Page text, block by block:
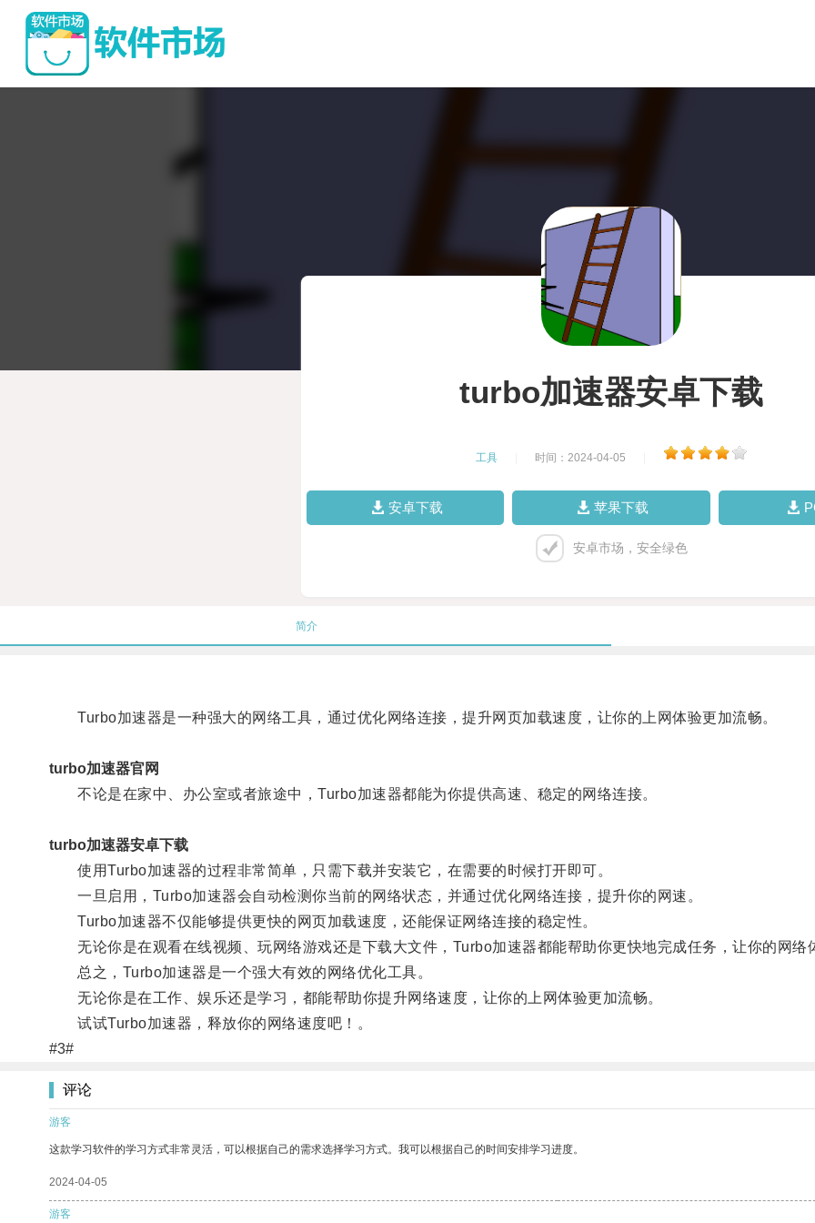
turbo加速器安卓下载
工具 时间：2024-04-05
安卓下载 苹果下载
安卓市场，安全绿色
简介
Turbo加速器是一种强大的网络工具，通过优化网络连接，提升网页加载速度，让你的上网体验更加流畅。
turbo加速器官网
不论是在家中、办公室或者旅途中，Turbo加速器都能为你提供高速、稳定的网络连接。
turbo加速器安卓下载
使用Turbo加速器的过程非常简单，只需下载并安装它，在需要的时候打开即可。
一旦启用，Turbo加速器会自动检测你当前的网络状态，并通过优化网络连接，提升你的网速。
Turbo加速器不仅能够提供更快的网页加载速度，还能保证网络连接的稳定性。
无论你是在观看在线视频、玩网络游戏还是下载大文件，Turbo加速器都能帮助你更快地完成任务，让你的网络
总之，Turbo加速器是一个强大有效的网络优化工具。
无论你是在工作、娱乐还是学习，都能帮助你提升网络速度，让你的上网体验更加流畅。
试试Turbo加速器，释放你的网络速度吧！。
#3#
评论
游客
这款学习软件的学习方式非常灵活，可以根据自己的需求选择学习方式。我可以根据自己的时间安排学习进度。
2024-04-05
游客